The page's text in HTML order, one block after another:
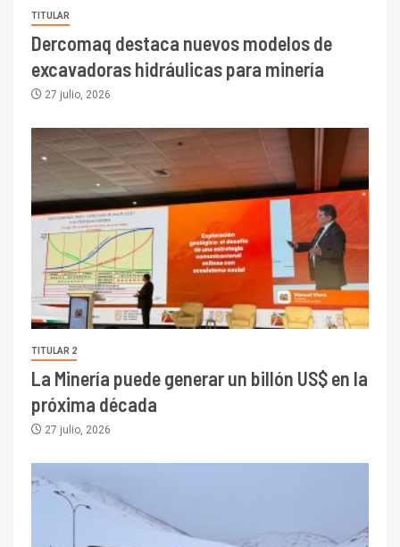
TITULAR
Dercomaq destaca nuevos modelos de
excavadoras hidráulicas para minería
27 julio, 2026
TITULAR 2
La Minería puede generar un billón US$ en la
próxima década
27 julio, 2026